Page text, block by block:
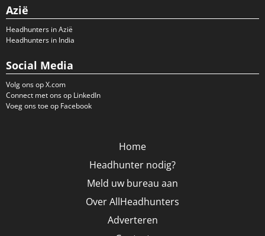
Azië
Headhunters in Azië
Headhunters in India
Social Media
Volg ons op X.com
Connect met ons op LinkedIn
Voeg ons toe op Facebook
Home
Headhunter nodig?
Meld uw bureau aan
Over AllHeadhunters
Adverteren